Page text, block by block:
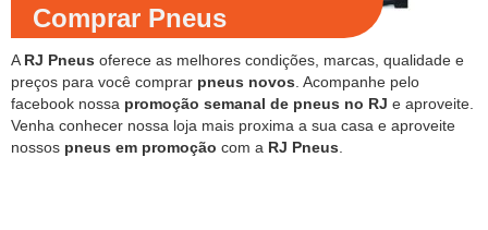
Comprar Pneus
A RJ Pneus oferece as melhores condições, marcas, qualidade e
preços para você comprar pneus novos . Acompanhe pelo
facebook nossa promoção semanal de pneus no RJ e aproveite.
Venha conhecer nossa loja mais proxima a sua casa e aproveite
nossos pneus em promoção com a RJ Pneus